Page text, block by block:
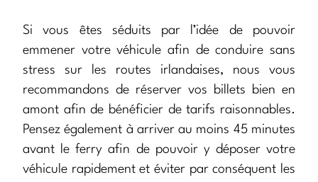
Si vous êtes séduits par l’idée de pouvoir
emmener votre véhicule afin de conduire sans
stress sur les routes irlandaises, nous vous
recommandons de réserver vos billets bien en
amont afin de bénéficier de tarifs raisonnables.
Pensez également à arriver au moins 45 minutes
avant le ferry afin de pouvoir y déposer votre
véhicule rapidement et éviter par conséquent les